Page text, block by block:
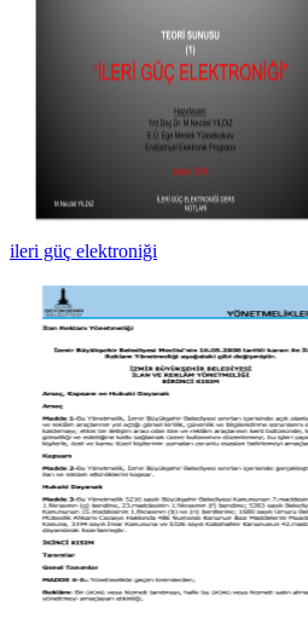
ileri güç elektroniği